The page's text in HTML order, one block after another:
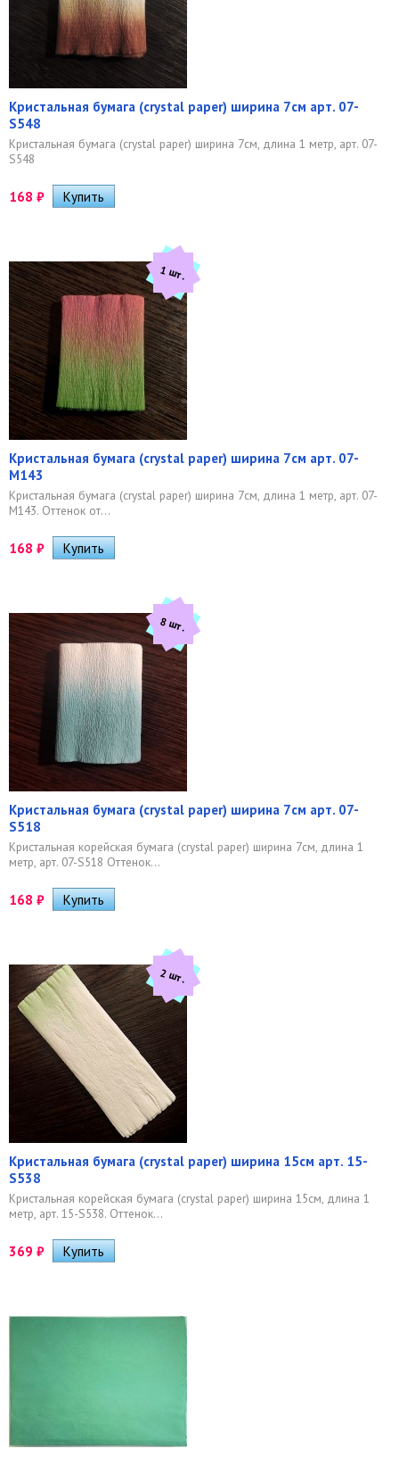
Кристальная бумага (crystal paper) ширина 7см арт. 07-
S548
Кристальная бумага (crystal paper) ширина 7см, длина 1 метр, арт. 07-
S548
168 ₽
1 шт.
Кристальная бумага (crystal paper) ширина 7см арт. 07-
M143
​ Кристальная бумага (crystal paper) ширина 7см, длина 1 метр, арт. 07-
M143. Оттенок от...
168 ₽
8 шт.
Кристальная бумага (crystal paper) ширина 7см арт. 07-
S518
Кристальная корейская бумага (crystal paper) ширина 7см, длина 1
метр, арт. 07-S518 Оттенок...
168 ₽
2 шт.
Кристальная бумага (crystal paper) ширина 15см арт. 15-
S538
Кристальная корейская бумага (crystal paper) ширина 15см, длина 1
метр, арт. 15-S538. Оттенок...
369 ₽